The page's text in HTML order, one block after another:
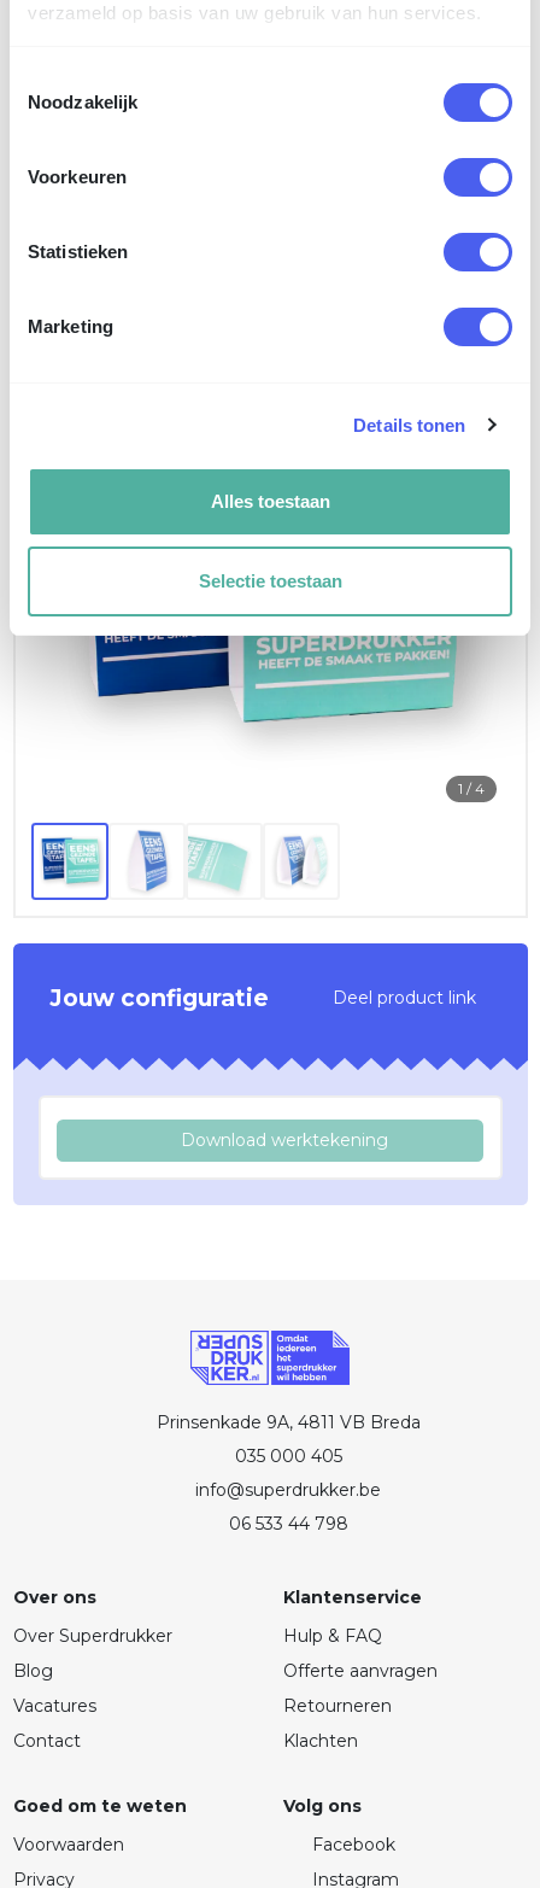
verzameld op basis van uw gebruik van hun services.
Noodzakelijk
Voorkeuren
Statistieken
Marketing
Details tonen
Alles toestaan
Selectie toestaan
Enkelzijdig softtouch matlaminaat
1 / 4
Jouw configuratie Deel product link
Download werktekening
Prinsenkade 9A, 4811 VB Breda
035 000 405
info@superdrukker.be
06 533 44 798
Over ons
Over Superdrukker
Blog
Vacatures
Contact
Klantenservice
Hulp & FAQ
Offerte aanvragen
Retourneren
Klachten
Goed om te weten
Voorwaarden
Privacy
Volg ons
Facebook
Instagram